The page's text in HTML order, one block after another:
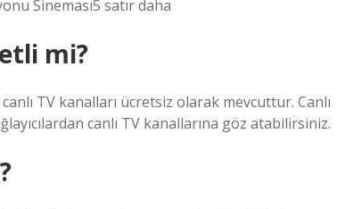
Sineması5 satır daha
mi?
TV kanalları ücretsiz olarak mevcuttur. Canlı
canlı TV kanallarına göz atabilirsiniz.